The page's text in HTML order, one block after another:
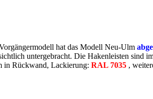
hat das Modell Neu-Ulm
untergebracht. Die Hakenleisten sind
in Rückwand, Lackierung: RAL 7035 ,